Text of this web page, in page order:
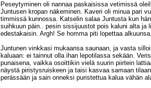
Peseytyminen oli nannaa paskaisissa vetimissä
Juntusen kropan näkeminen. Kaveri oli minua pari
timmissä kunnossa. Katselin salaa Juntusta kun
suihkuun päin.. pesin sissijuustot pois kaluni alta ja
edestakaisin. Argh! Se homma piti lopettaa
Juntunen vinkkasi mukaansa saunaan, ja vasta
kaluaan: ei tainnut olla ihan lepotilassa sekään.
punaisena, vaikka osoittikin vielä suurin piirtein
näystä piristysruiskeen ja taisi kasvaa samaan
perässään ja sain onneksi puristettua kalua vähän